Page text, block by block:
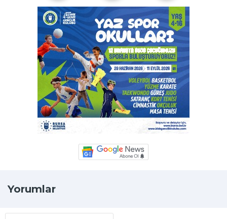
Yorumlar